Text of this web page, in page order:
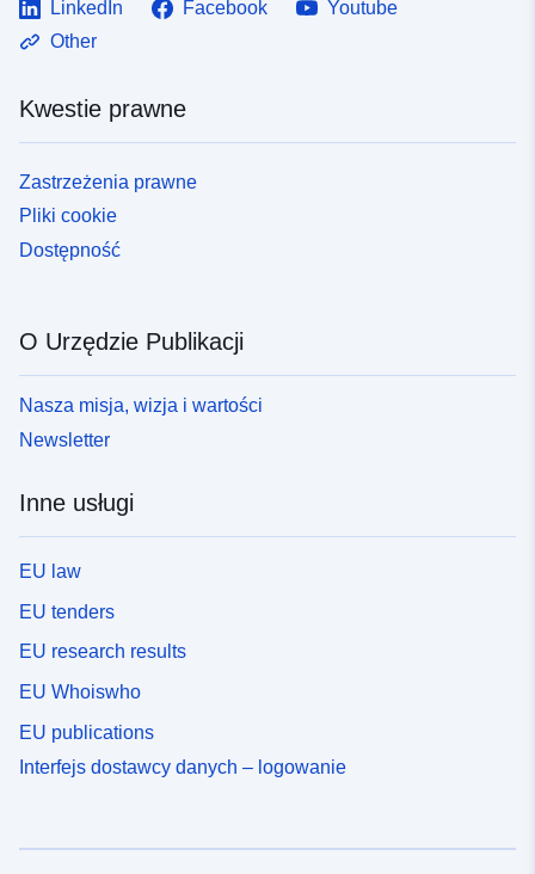
LinkedIn Facebook
Youtube
Other
Kwestie prawne
Zastrzeżenia prawne
Pliki cookie
Dostępność
O Urzędzie Publikacji
Nasza misja, wizja i wartości
Newsletter
Inne usługi
EU law
EU tenders
EU research results
EU Whoiswho
EU publications
Interfejs dostawcy danych – logowanie